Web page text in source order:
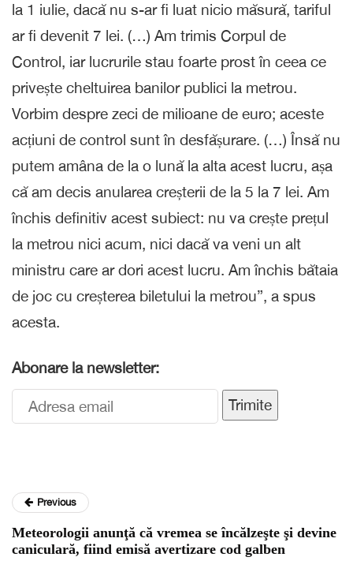
la 1 iulie, dacă nu s-ar fi luat nicio măsură, tariful
ar fi devenit 7 lei. (…) Am trimis Corpul de
Control, iar lucrurile stau foarte prost în ceea ce
privește cheltuirea banilor publici la metrou.
Vorbim despre zeci de milioane de euro; aceste
acțiuni de control sunt în desfășurare. (…) Însă nu
putem amâna de la o lună la alta acest lucru, așa
că am decis anularea creșterii de la 5 la 7 lei. Am
închis definitiv acest subiect: nu va crește prețul
la metrou nici acum, nici dacă va veni un alt
ministru care ar dori acest lucru. Am închis bătaia
de joc cu creșterea biletului la metrou”, a spus
acesta.
Abonare la newsletter:
Trimite
Previous
Meteorologii anunţă că vremea se încălzeşte şi devine
caniculară, fiind emisă avertizare cod galben